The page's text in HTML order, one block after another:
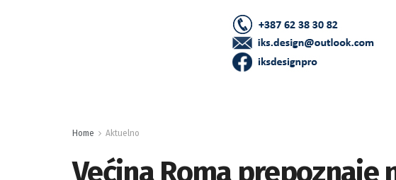
Home Aktuelno
Većina Roma prepoznaje